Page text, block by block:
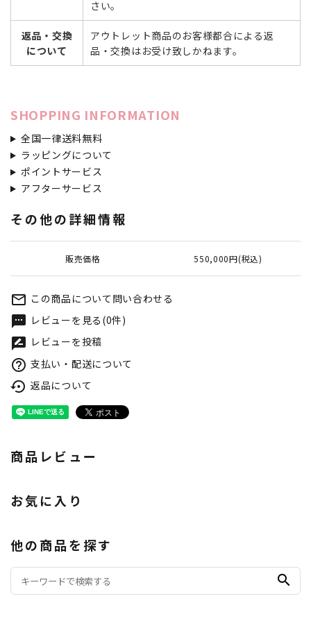
さい。
返品・交換
について
アウトレット商品のお客様都合による返
品・交換はお受け致しかねます。
SHOPPING INFORMATION
全国一律送料無料
ラッピングについて
ポイントサービス
アフターサービス
その他の詳細情報
販売価格 550,000円(税込)
mail_outline この商品について問い合わせる
textsms レビューを見る(0件)
rate_review レビューを投稿
help_outline 支払い・配送について
settings_backup_restore 返品について
商品レビュー
お気に入り
他の商品を探す
search